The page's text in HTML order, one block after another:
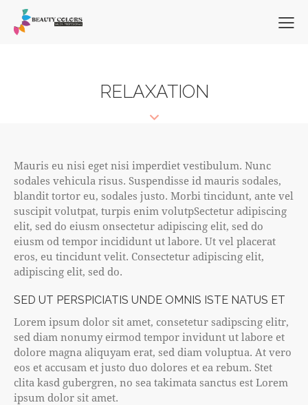
RELAXATION
Mauris eu nisi eget nisi imperdiet vestibulum. Nunc
sodales vehicula risus. Suspendisse id mauris sodales,
blandit tortor eu, sodales justo. Morbi tincidunt, ante vel
suscipit volutpat, turpis enim volutpSectetur adipiscing
elit, sed do eiusm onsectetur adipiscing elit, sed do
eiusm od tempor incididunt ut labore. Ut vel placerat
eros, eu tincidunt velit. Consectetur adipiscing elit,
adipiscing elit, sed do.
SED UT PERSPICIATIS UNDE OMNIS ISTE NATUS ET
Lorem ipsum dolor sit amet, consetetur sadipscing elitr,
sed diam nonumy eirmod tempor invidunt ut labore et
dolore magna aliquyam erat, sed diam voluptua. At vero
eos et accusam et justo duo dolores et ea rebum. Stet
clita kasd gubergren, no sea takimata sanctus est Lorem
ipsum dolor sit amet.